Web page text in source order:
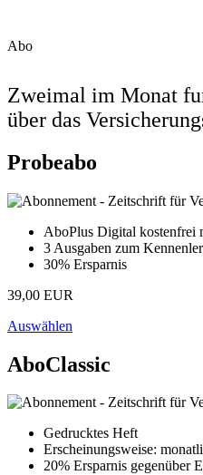
Abo
Zweimal im Monat
über das
Probeabo
AboPlus Digital kostenfrei
3 Ausgaben zum
30% Ersparnis
39,00 EUR
Auswählen
AboClassic
Gedrucktes Heft
Erscheinungsweise:
20% Ersparnis gegenüber